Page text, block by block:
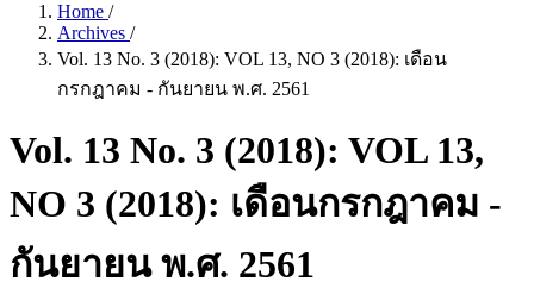
Home /
Archives /
Vol. 13 No. 3 (2018): VOL 13, NO 3 (2018): เดือน
กรกฎาคม - กันยายน พ.ศ. 2561
Vol. 13 No. 3 (2018): VOL 13,
NO 3 (2018): เดือนกรกฎาคม -
กันยายน พ.ศ. 2561